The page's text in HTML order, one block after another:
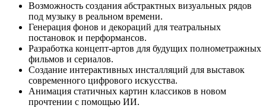
Возможность создания абстрактных визуальных рядов
под музыку в реальном времени.
Генерация фонов и декораций для театральных
постановок и перформансов.
Разработка концепт-артов для будущих полнометражных
фильмов и сериалов.
Создание интерактивных инсталляций для выставок
современного цифрового искусства.
Анимация статичных картин классиков в новом
прочтении с помощью ИИ.